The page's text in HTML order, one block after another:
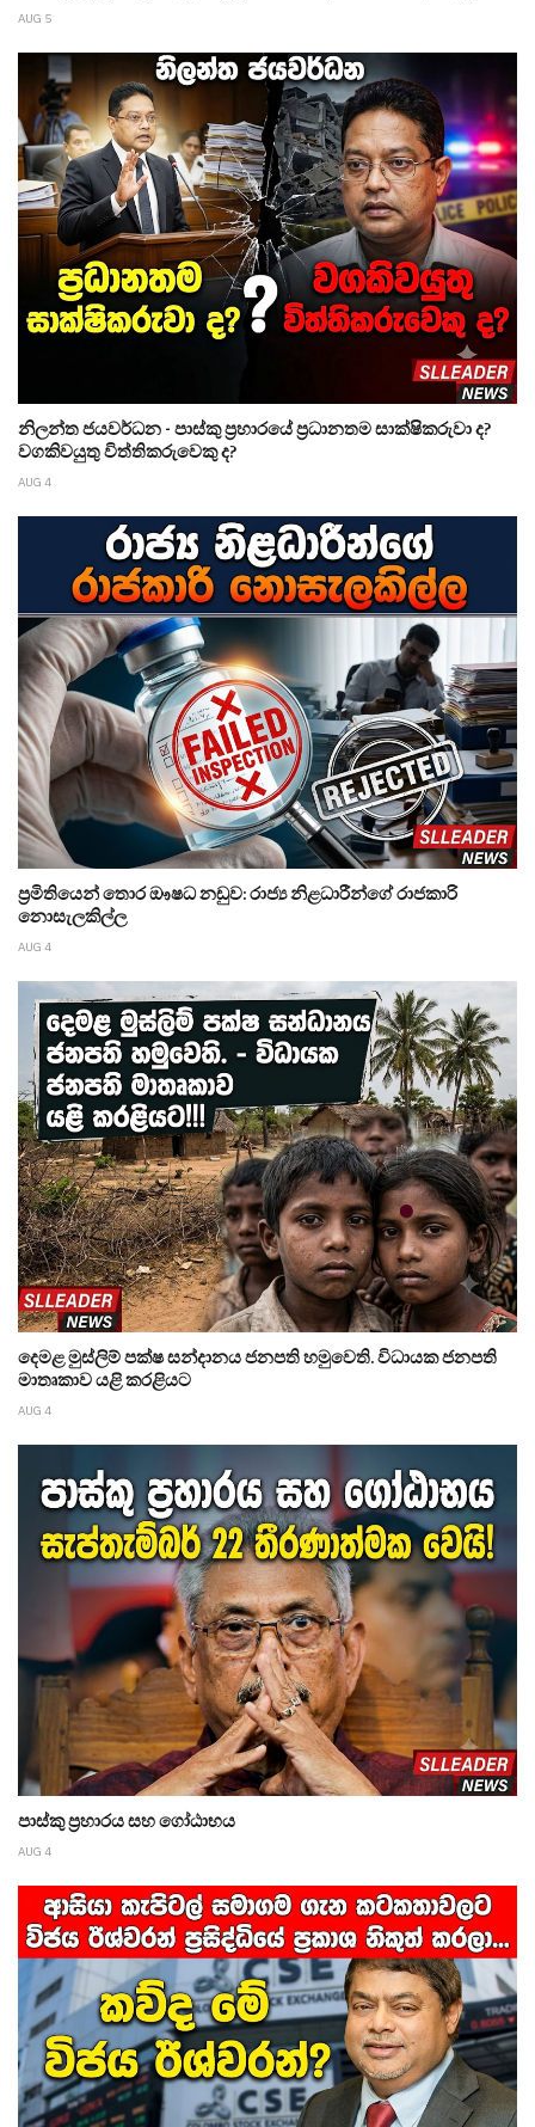
AUG 5
නිලන්ත ජයවර්ධන - පාස්කු ප්‍රහාරයේ ප්‍රධානතම සාක්ෂිකරුවා ද?
වගකිවයුතු විත්තිකරුවෙකු ද?
AUG 4
ප්‍රමිතියෙන් තොර ඖෂධ නඩුව: රාජ්‍ය නිළධාරීන්ගේ රාජකාරි
නොසැලකිල්ල
AUG 4
දෙමළ මුස්ලිම් පක්ෂ සන්දානය ජනපති හමුවෙති. විධායක ජනපති
මාතෘකාව යළි කරළියට
AUG 4
පාස්කු ප්‍රහාරය සහ ගෝඨාභය
AUG 4